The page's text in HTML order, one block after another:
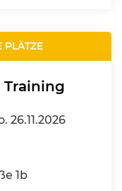
PLÄTZE
26.11.2026
1b